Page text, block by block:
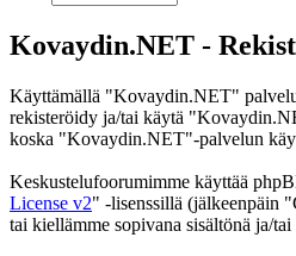
Kovaydin.NET -
Käyttämällä "Kovaydin.NET"
rekisteröidy ja/tai käytä
koska "Kovaydin.NET"-palvelun
Keskustelufoorumimme käyttää
License v2" -lisenssillä (jälkeenpäin
tai kiellämme sopivana sisältönä ja/